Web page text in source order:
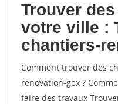
Trouver
votre ville :
chantiers-
Comment trouver des
renovation-gex ?
faire des travaux